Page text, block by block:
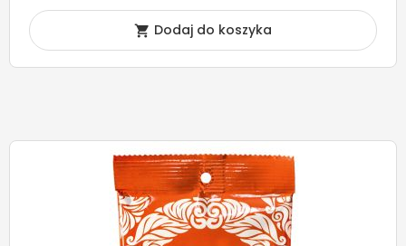
 Dodaj do koszyka